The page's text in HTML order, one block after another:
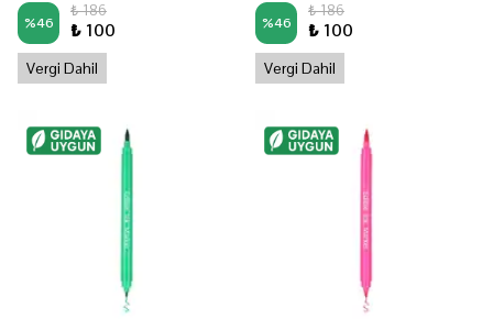
%46
₺ 186
₺ 100
Vergi Dahil
%46
₺ 186
₺ 100
Vergi Dahil